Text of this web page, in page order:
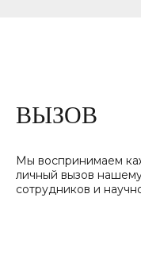
ВЫЗОВ
Мы воспринимаем
личный вызов
сотрудников и